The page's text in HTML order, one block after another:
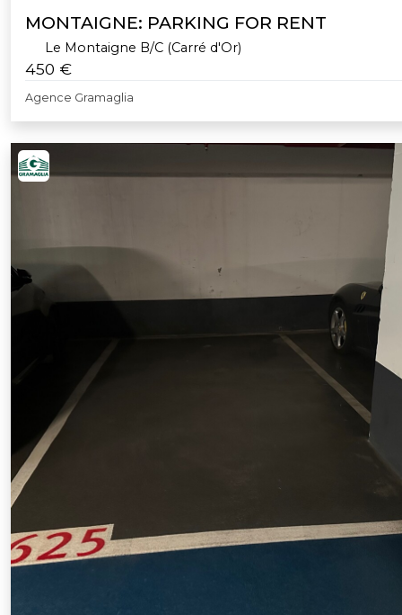
MONTAIGNE: PARKING FOR RENT
Le Montaigne B/C (Carré d'Or)
450 €
Agence Gramaglia